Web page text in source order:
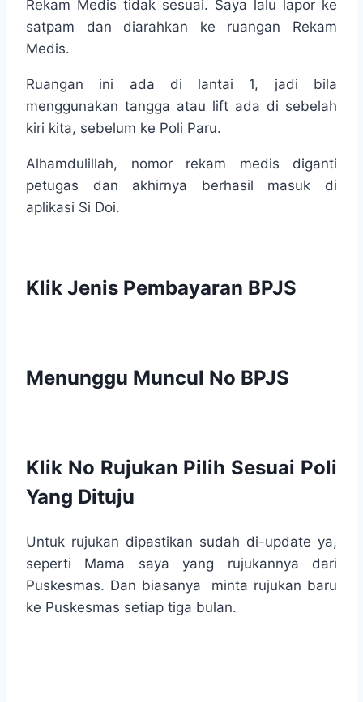
Rekam Medis tidak sesuai. Saya lalu lapor ke
satpam dan diarahkan ke ruangan Rekam
Medis.
Ruangan ini ada di lantai 1, jadi bila
menggunakan tangga atau lift ada di sebelah
kiri kita, sebelum ke Poli Paru.
Alhamdulillah, nomor rekam medis diganti
petugas dan akhirnya berhasil masuk di
aplikasi Si Doi.
Klik Jenis Pembayaran BPJS
Menunggu Muncul No BPJS
Klik No Rujukan Pilih Sesuai Poli
Yang Dituju
Untuk rujukan dipastikan sudah di-update ya,
seperti Mama saya yang rujukannya dari
Puskesmas. Dan biasanya minta rujukan baru
ke Puskesmas setiap tiga bulan.